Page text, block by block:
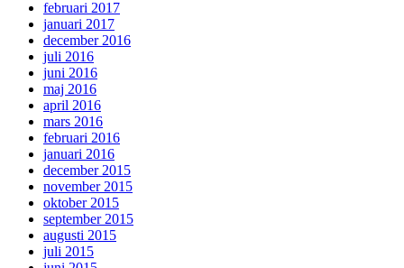
februari 2017
januari 2017
december 2016
juli 2016
juni 2016
maj 2016
april 2016
mars 2016
februari 2016
januari 2016
december 2015
november 2015
oktober 2015
september 2015
augusti 2015
juli 2015